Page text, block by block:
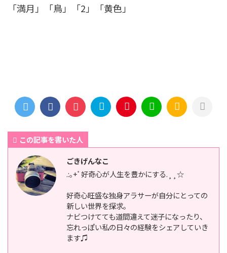
「満月」「鳥」「2」「黄色」
この記事を書いた人
ごきげんなこ
.:｡+ﾟ好奇心が人生を豊かにする.¸¸☆
好奇心旺盛な独身アラサーが自分にとっての
新しい世界を探求。
ナビつけてても道間違えて迷子になったり、
忘れっぽい私の日々の経験をシェアしていき
ます♫